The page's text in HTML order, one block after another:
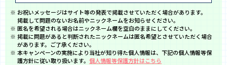
お祝いメッセージはサイト等の発表で掲載させていただく場合があります。
掲載して問題のないお名前やニックネームをお知らせください。
匿名を希望される場合はニックネーム欄を空白のままにしてください。
掲載に問題があると判断されたニックネームは匿名希望とさせていただく場合
があります。ご了承ください。
本キャンペーンの実施により当社が知り得た個人情報は、下記の個人情報等保
護方針に従い取り扱います。 個人情報等保護方針はこちら